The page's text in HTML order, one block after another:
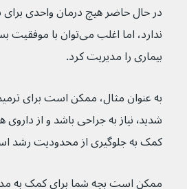
در حال حاضر هیچ درمان واحدی برای
بیماری را مدیریت کرد.
شدید٬ نیاز به جراحی باشد و از
کمک به جلوگیری از محدودیت رشد
ممکن است بچه شما برای کمک به